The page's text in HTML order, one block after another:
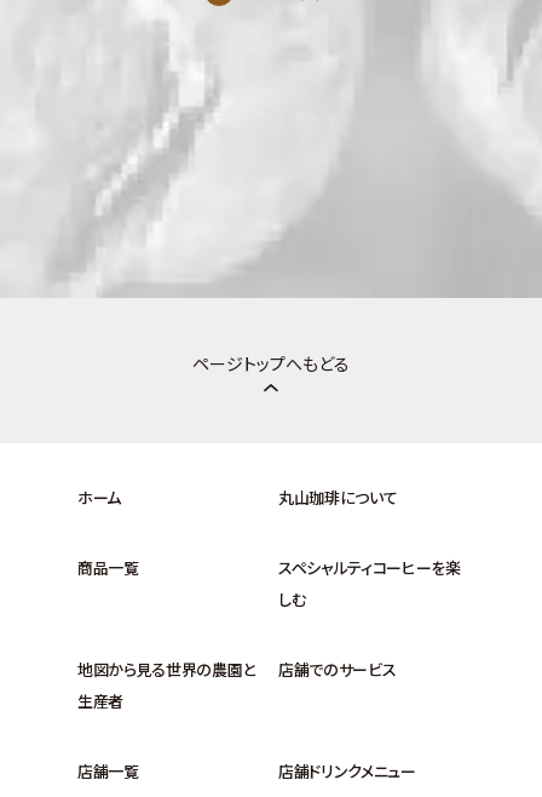
ページトップへもどる
ホーム 丸山珈琲について
商品一覧
スペシャルティコーヒーを楽
しむ
地図から見る世界の農園と
生産者
店舗でのサービス
店舗一覧 店舗ドリンクメニュー